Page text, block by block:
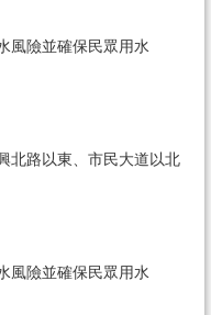
風險並確保民眾用水
北路以東、市民大道以北
風險並確保民眾用水